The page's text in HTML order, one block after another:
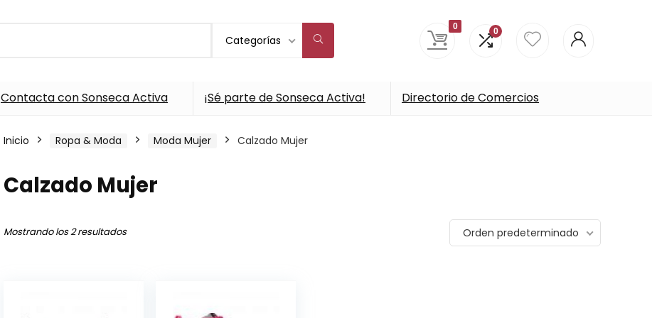
Categorías
0
0
Contacta con Sonseca Activa ¡Sé parte de Sonseca Activa! Directorio de Comercios
Inicio Ropa & Moda Moda Mujer Calzado Mujer
Calzado Mujer
Mostrando los 2 resultados Orden predeterminado